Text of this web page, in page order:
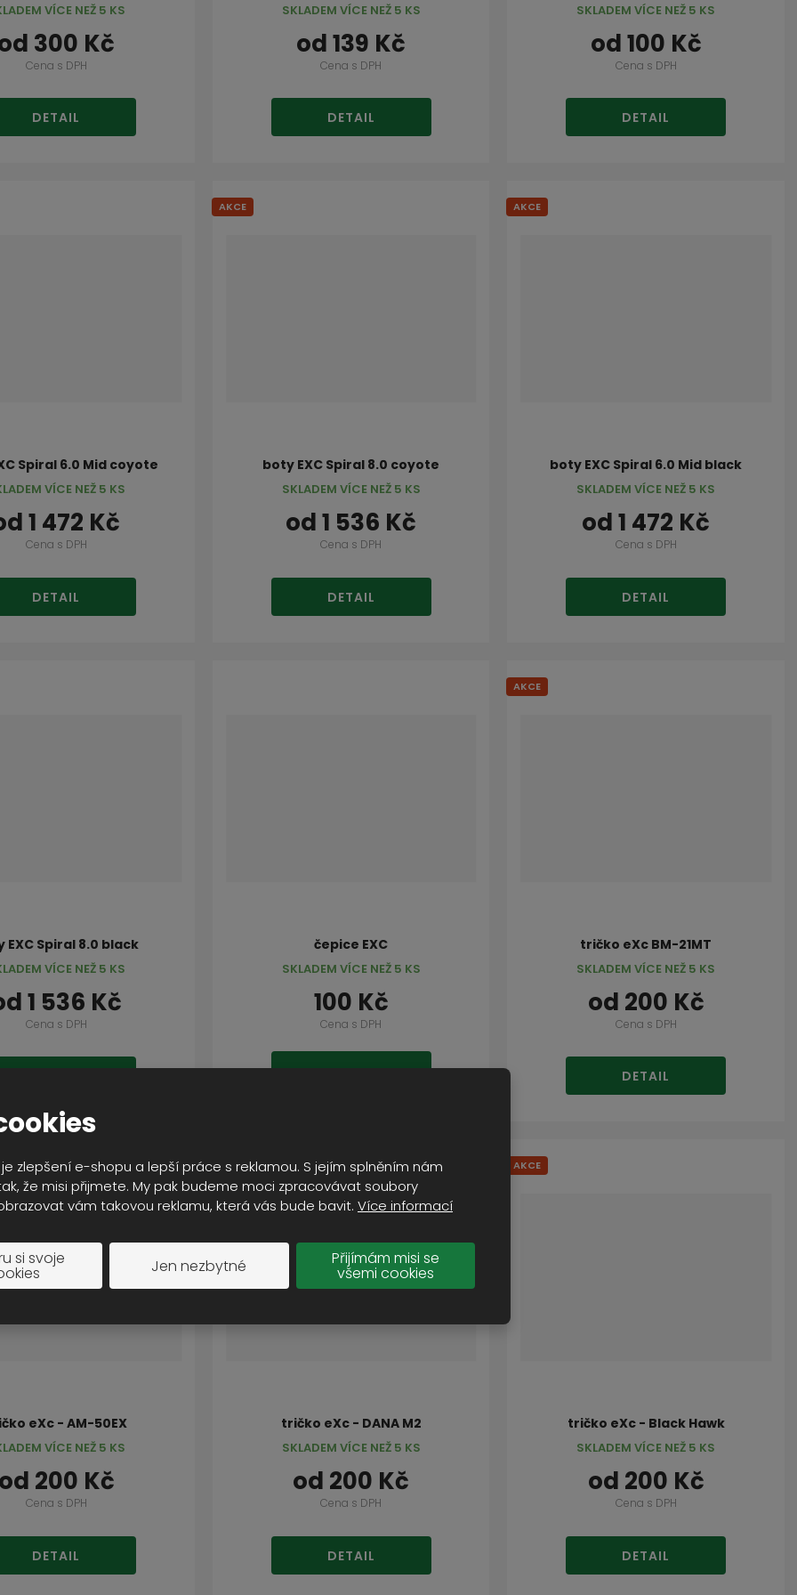
zlepšení e-shopu a lepší práce s reklamou. S jejím splněním nám
že misi přijmete. My pak budeme moci zpracovávat soubory
vám takovou reklamu, která vás bude bavit. Více informací
si svoje Jen nezbytné Přijímám misi se
všemi cookies
300 Kč
Cena s DPH
DETAIL
VÍCE NEŽ 5 KS
od139 Kč
Cena s DPH
DETAIL
SKLADEM VÍCE NEŽ 5 KS
od100 Kč
Cena s DPH
DETAIL
SKLADEM VÍCE NEŽ 5 KS
Spiral 6.0 Mid coyote
1 472 Kč
Cena s DPH
DETAIL
VÍCE NEŽ 5 KS
AKCE
boty EXC Spiral 8.0 coyote
od1 536 Kč
Cena s DPH
DETAIL
SKLADEM VÍCE NEŽ 5 KS
AKCE
boty EXC Spiral 6.0 Mid black
od1 472 Kč
Cena s DPH
DETAIL
SKLADEM VÍCE NEŽ 5 KS
EXC Spiral 8.0 black
1 536 Kč
Cena s DPH
VÍCE NEŽ 5 KS
čepice EXC
100 Kč
Cena s DPH
KOUPIT
SKLADEM VÍCE NEŽ 5 KS
AKCE
tričko eXc BM-21MT
od 200 Kč
Cena s DPH
DETAIL
SKLADEM VÍCE NEŽ 5 KS
eXc - AM-50EX
od 200 Kč
Cena s DPH
DETAIL
VÍCE NEŽ 5 KS
AKCE
tričko eXc - DANA M2
od 200 Kč
Cena s DPH
DETAIL
SKLADEM VÍCE NEŽ 5 KS
AKCE
tričko eXc - Black Hawk
od 200 Kč
Cena s DPH
DETAIL
SKLADEM VÍCE NEŽ 5 KS